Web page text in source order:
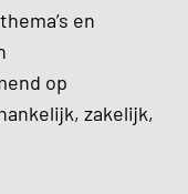
en
op
zakelijk,